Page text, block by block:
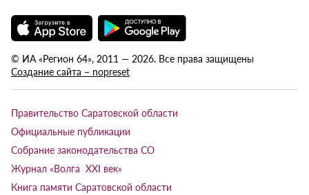
© ИА «Регион 64», 2011 — 2026. Все права защищены
Создание сайта – nopreset
Правительство Саратовской области
Официальные публикации
Собрание законодательства СО
Журнал «Волга XXI век»
Книга памяти Саратовской области